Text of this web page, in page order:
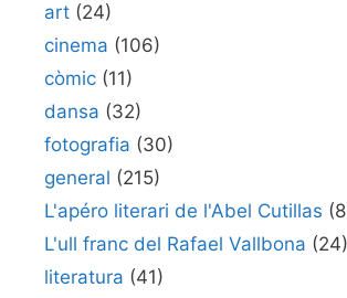
art (24)
cinema (106)
còmic (11)
dansa (32)
fotografia (30)
general (215)
L'apéro literari de l'Abel Cutillas
L'ull franc del Rafael Vallbona (24)
literatura (41)